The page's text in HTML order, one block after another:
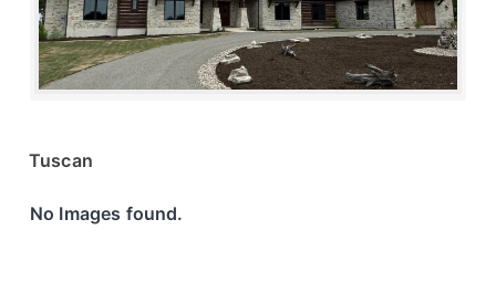
Tuscan
No Images found.